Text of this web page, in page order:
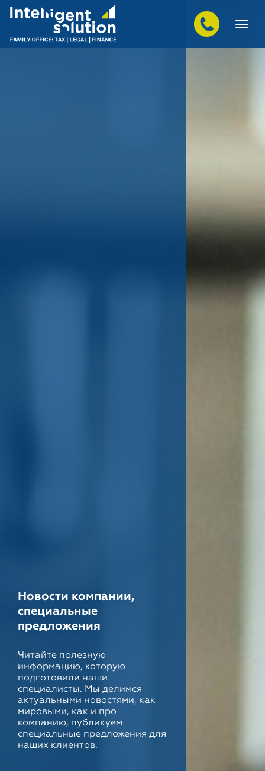
Новости компании,
специальные
предложения
Читайте полезную
информацию, которую
подготовили наши
специалисты. Мы делимся
актуальными новостями, как
мировыми, как и про
компанию, публикуем
специальные предложения для
наших клиентов.